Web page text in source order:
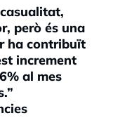
però és una
ha contribuït
increment
al mes